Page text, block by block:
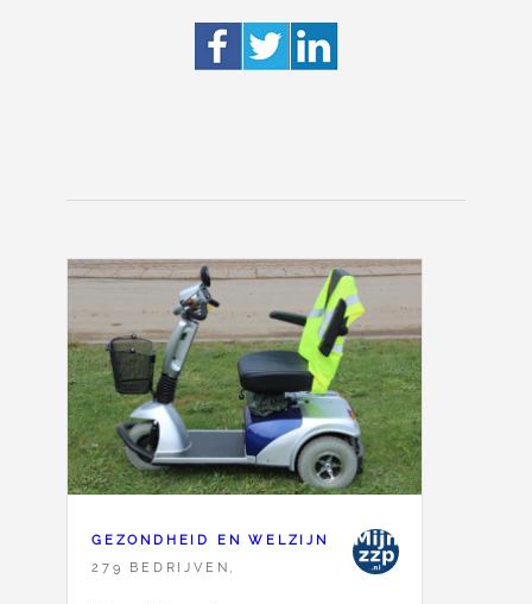
GEZONDHEID EN WELZIJN
279 BEDRIJVEN,